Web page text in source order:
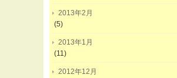
2013年2月
(5)
2013年1月
(11)
2012年12月